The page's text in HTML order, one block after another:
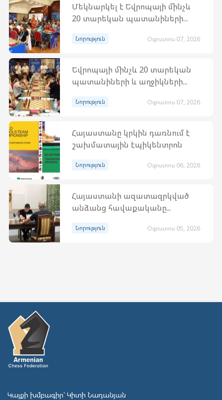
Մեկնարկել է Եվրոպայի մինչև
20 տարեկան պատանիների...
Նորություն Օգոստոս 07, 2026
Եվրոպայի մինչև 20 տարեկան
պատանիների և աղջիկների...
Նորություն Օգոստոս 07, 2026
Հայաստանը կրկին դառնում է
շախմատային էպիկենտրոն
Նորություն Օգոստոս 06, 2026
Հայաստանի ազատազրկված
անձանց հավաքականը...
Նորություն Օգոստոս 05, 2026
Կայքի խմբագիր՝ Կիտի Նադանյան